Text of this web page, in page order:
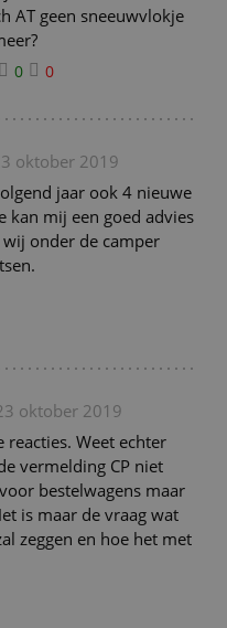
AT geen sneeuwvlokje
0 0
oktober 2019
jaar ook 4 nieuwe
kan mij een goed advies
onder de camper
oktober 2019
Weet echter
vermelding CP niet
bestelwagens maar
is maar de vraag wat
zeggen en hoe het met